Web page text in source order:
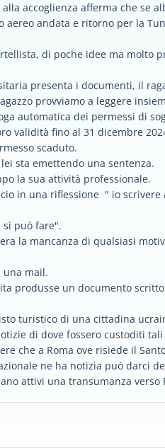
accoglienza afferma che se
andata e ritorno per la
di poche idee ma molto
presenta i documenti, il
provviamo a leggere
automatica dei permessi di
validità fino al 31 dicembre
scaduto.
sta emettendo una sentenza.
la sua attività professionale.
in una riflessione " io scrivere
può fare".
la mancanza di qualsiasi
una mail.
produsse un documento
turistico di una cittadina
di dove fossero custoditi
che a Roma ove risiede il
ne ha notizia può darci
attivi una transumanza verso